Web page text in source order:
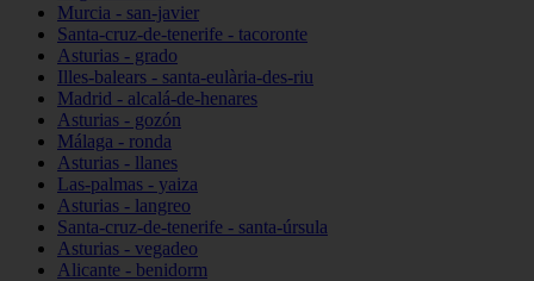
Murcia - san-javier
Santa-cruz-de-tenerife - tacoronte
Asturias - grado
Illes-balears - santa-eulària-des-riu
Madrid - alcalá-de-henares
Asturias - gozón
Málaga - ronda
Asturias - llanes
Las-palmas - yaiza
Asturias - langreo
Santa-cruz-de-tenerife - santa-úrsula
Asturias - vegadeo
Alicante - benidorm